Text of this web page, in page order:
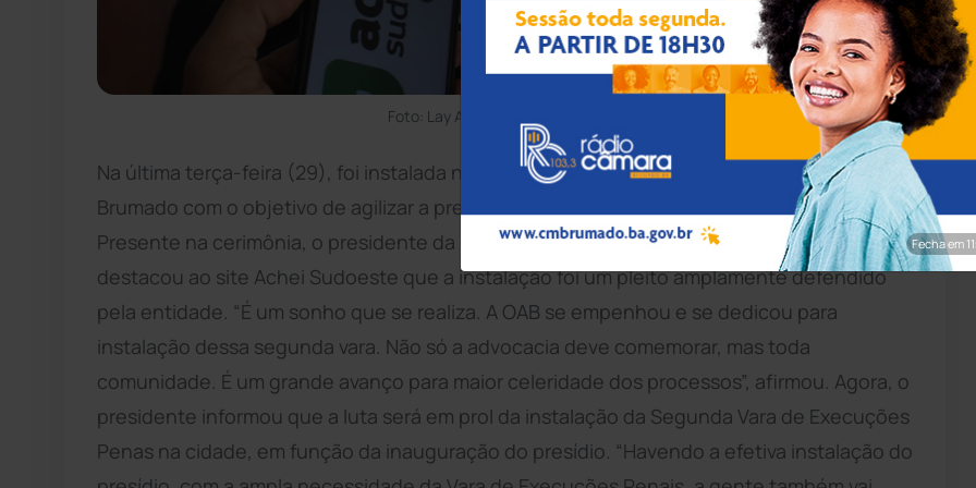
Foto: Lay Amorim/Achei Sudoeste
Na última terça-feira (29), foi instalada no município a Segunda Vara Cível da Comarca de
Brumado com o objetivo de agilizar a prestação jurisdicional à comunidade (
veja aqui).
Presente na cerimônia, o presidente da 21ª Subseção da OAB/Brumado, Kléber Lima Dias,
destacou ao site Achei Sudoeste que a instalação foi um pleito amplamente defendido
pela entidade. “É um sonho que se realiza. A OAB se empenhou e se dedicou para
instalação dessa segunda vara. Não só a advocacia deve comemorar, mas toda
comunidade. É um grande avanço para maior celeridade dos processos”, afirmou. Agora, o
presidente informou que a luta será em prol da instalação da Segunda Vara de Execuções
Penas na cidade, em função da inauguração do presídio. “Havendo a efetiva instalação do
Fecha em